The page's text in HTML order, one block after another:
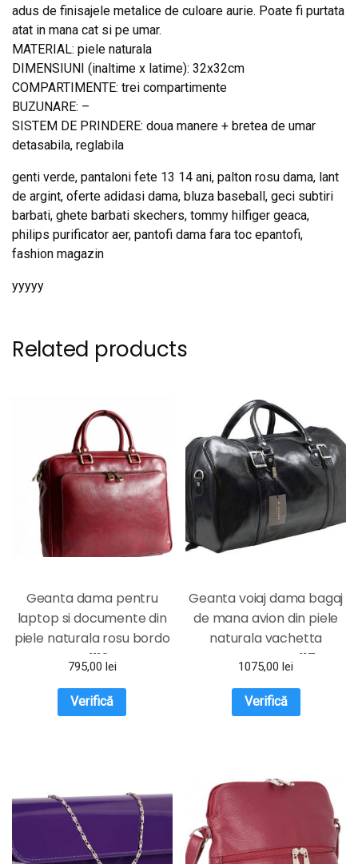
adus de finisajele metalice de culoare aurie. Poate fi purtata
atat in mana cat si pe umar.
MATERIAL: piele naturala
DIMENSIUNI (inaltime x latime): 32x32cm
COMPARTIMENTE: trei compartimente
BUZUNARE: –
SISTEM DE PRINDERE: doua manere + bretea de umar
detasabila, reglabila
genti verde, pantaloni fete 13 14 ani, palton rosu dama, lant
de argint, oferte adidasi dama, bluza baseball, geci subtiri
barbati, ghete barbati skechers, tommy hilfiger geaca,
philips purificator aer, pantofi dama fara toc epantofi,
fashion magazin
yyyyy
Related products
Geanta dama pentru
laptop si documente din
piele naturala rosu bordo
DFS1112D
795,00 lei
Verifică
Geanta voiaj dama bagaj
de mana avion din piele
naturala vachetta
neagra FGVD117
1075,00lei
Verifică